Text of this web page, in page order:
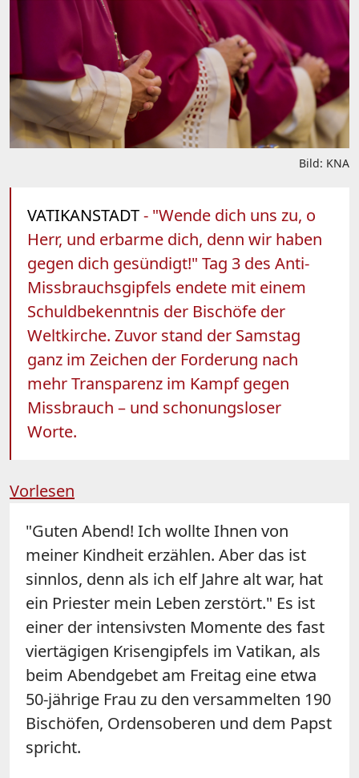
Bild: KNA
VATIKANSTADT- "Wende dich uns zu, o
Herr, und erbarme dich, denn wir haben
gegen dich gesündigt!" Tag 3 des Anti-
Missbrauchsgipfels endete mit einem
Schuldbekenntnis der Bischöfe der
Weltkirche. Zuvor stand der Samstag
ganz im Zeichen der Forderung nach
mehr Transparenz im Kampf gegen
Missbrauch – und schonungsloser
Worte.
Vorlesen
"Guten Abend! Ich wollte Ihnen von
meiner Kindheit erzählen. Aber das ist
sinnlos, denn als ich elf Jahre alt war, hat
ein Priester mein Leben zerstört." Es ist
einer der intensivsten Momente des fast
viertägigen Krisengipfels im Vatikan, als
beim Abendgebet am Freitag eine etwa
50-jährige Frau zu den versammelten 190
Bischöfen, Ordensoberen und dem Papst
spricht.